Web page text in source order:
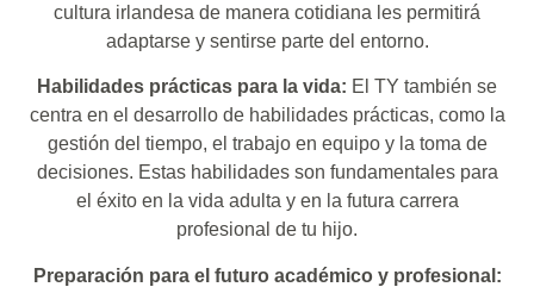
cultura irlandesa de manera cotidiana les permitirá
adaptarse y sentirse parte del entorno.
Habilidades prácticas para la vida: El TY también se
centra en el desarrollo de habilidades prácticas, como la
gestión del tiempo, el trabajo en equipo y la toma de
decisiones. Estas habilidades son fundamentales para
el éxito en la vida adulta y en la futura carrera
profesional de tu hijo.
Preparación para el futuro académico y profesional: